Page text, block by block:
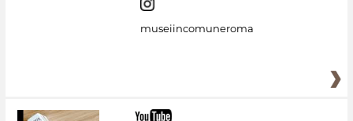
museiincomuneroma